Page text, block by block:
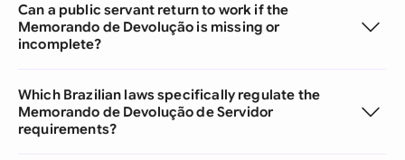
Can a public servant return to work if the
Memorando de Devolução is missing or
incomplete?
Which Brazilian laws specifically regulate the
Memorando de Devolução de Servidor
requirements?